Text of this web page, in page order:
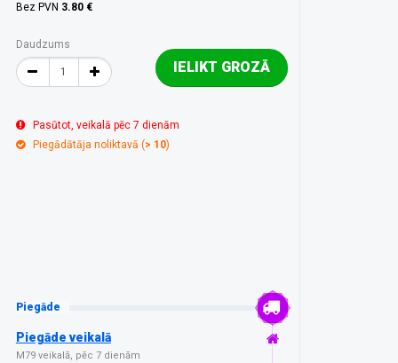
Bez PVN 3.80 €
Daudzums
IELIKT GROZĀ
Pasūtot, veikalā pēc 7 dienām
Piegādātāja noliktavā (> 10)
Piegāde
Piegāde veikalā
M79 veikalā, pēc 7 dienām